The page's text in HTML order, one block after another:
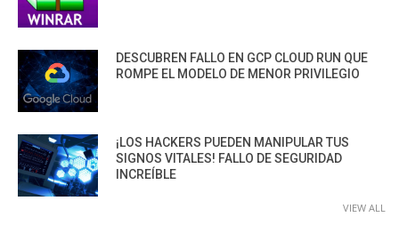
DESCUBREN FALLO EN GCP CLOUD RUN QUE
ROMPE EL MODELO DE MENOR PRIVILEGIO
¡LOS HACKERS PUEDEN MANIPULAR TUS
SIGNOS VITALES! FALLO DE SEGURIDAD
INCREÍBLE
VIEW ALL